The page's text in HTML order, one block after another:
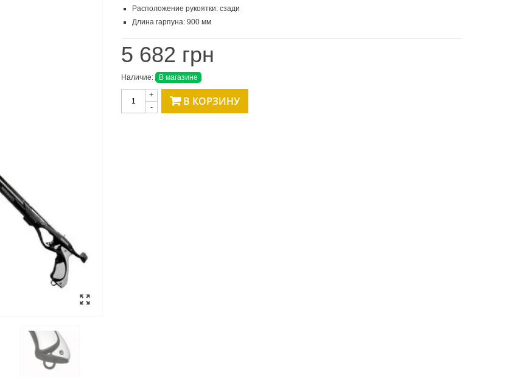
Расположение рукоятки: сзади
Длина гарпуна: 900 мм
5 682 грн
Наличие: В магазине
-
+ В КОРЗИНУ